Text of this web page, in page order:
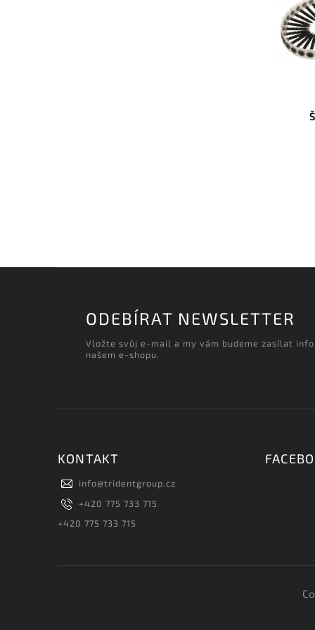
ODEBÍRAT NEWSLETTER
Vložte svůj e-mail a my vám budeme zasílat
našem e-shopu.
KONTAKT
info@tridentgroup.cz
+420 775 733 715
+420 775 733 715